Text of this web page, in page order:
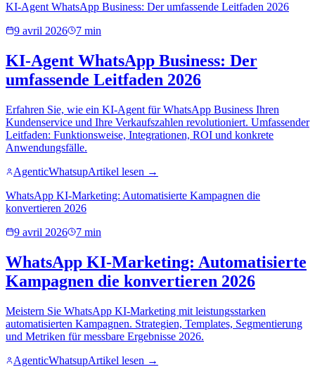
KI-Agent WhatsApp Business: Der umfassende Leitfaden 2026
9 avril 2026
7 min
KI-Agent WhatsApp Business: Der
umfassende Leitfaden 2026
Erfahren Sie, wie ein KI-Agent für WhatsApp Business Ihren
Kundenservice und Ihre Verkaufszahlen revolutioniert. Umfassender
Leitfaden: Funktionsweise, Integrationen, ROI und konkrete
Anwendungsfälle.
AgenticWhatsupArtikel lesen →
WhatsApp KI-Marketing: Automatisierte Kampagnen die
konvertieren 2026
9 avril 2026
7 min
WhatsApp KI-Marketing: Automatisierte
Kampagnen die konvertieren 2026
Meistern Sie WhatsApp KI-Marketing mit leistungsstarken
automatisierten Kampagnen. Strategien, Templates, Segmentierung
und Metriken für messbare Ergebnisse 2026.
AgenticWhatsupArtikel lesen →